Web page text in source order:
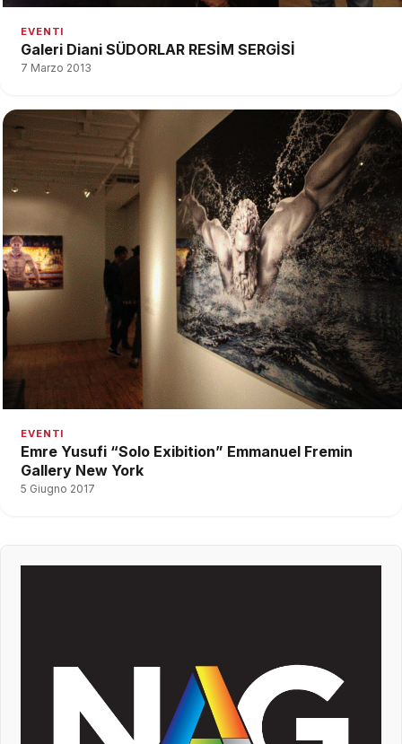
EVENTI
Galeri Diani SÜDORLAR RESİM SERGİSİ
7 Marzo 2013
EVENTI
Emre Yusufi “Solo Exibition” Emmanuel Fremin
Gallery New York
5 Giugno 2017